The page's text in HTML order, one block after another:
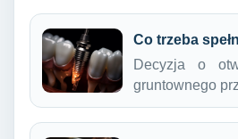
Co trzeba
Decyzja o
gruntownego